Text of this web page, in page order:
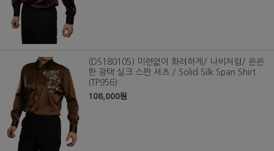
(DS180105) 미련없이 화려하게/ 나비처럼/ 은은
한 광택 실크 스판 셔츠 / Solid Silk Span Shirt
(TP956)
108,000원